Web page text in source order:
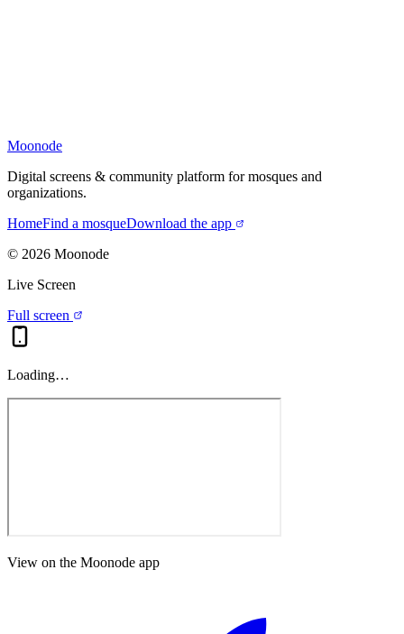
Moonode
Digital screens & community platform for mosques and
organizations.
HomeFind a mosqueDownload the app
© 2026 Moonode
Live Screen
Full screen
Loading…
View on the Moonode app